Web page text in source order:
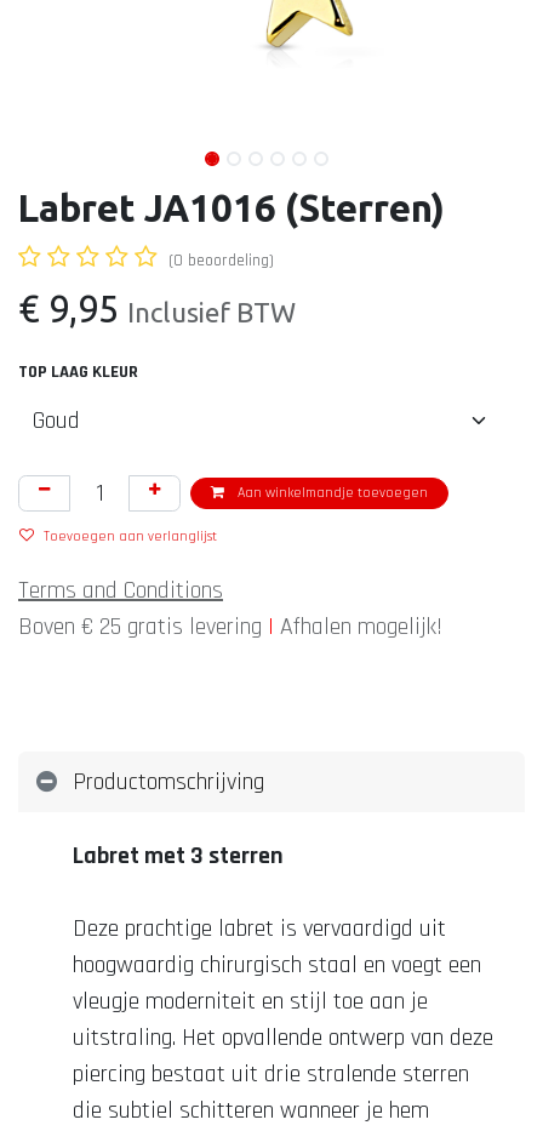
Labret JA1016 (Sterren)
(0 beoordeling)
€ 9,95 Inclusief BTW
TOP LAAG KLEUR
Aan winkelmandje toevoegen
Toevoegen aan verlanglijst
Terms and Conditions
Boven € 25 gratis levering | Afhalen mogelijk!
Productomschrijving
Labret met 3 sterren
Deze prachtige labret is vervaardigd uit
hoogwaardig chirurgisch staal en voegt een
vleugje moderniteit en stijl toe aan je
uitstraling. Het opvallende ontwerp van deze
piercing bestaat uit drie stralende sterren
die subtiel schitteren wanneer je hem